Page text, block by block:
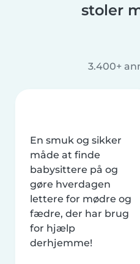
stoler
3.400+
En smuk og sikker
måde at finde
babysittere på og
gøre hverdagen
lettere for mødre og
fædre, der har brug
for hjælp
derhjemme!